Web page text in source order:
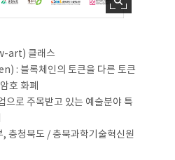
art) 클래스
블록체인의 토큰을 다른 토큰
호 화폐
으로 주목받고 있는 예술분야 특
충청북도 / 충북과학기술혁신원